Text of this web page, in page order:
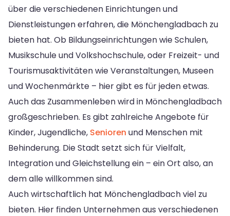
über die verschiedenen Einrichtungen und
Dienstleistungen erfahren, die Mönchengladbach zu
bieten hat. Ob Bildungseinrichtungen wie Schulen,
Musikschule und Volkshochschule, oder Freizeit- und
Tourismusaktivitäten wie Veranstaltungen, Museen
und Wochenmärkte – hier gibt es für jeden etwas.
Auch das Zusammenleben wird in Mönchengladbach
großgeschrieben. Es gibt zahlreiche Angebote für
Kinder, Jugendliche, Senioren und Menschen mit
Behinderung. Die Stadt setzt sich für Vielfalt,
Integration und Gleichstellung ein – ein Ort also, an
dem alle willkommen sind.
Auch wirtschaftlich hat Mönchengladbach viel zu
bieten. Hier finden Unternehmen aus verschiedenen